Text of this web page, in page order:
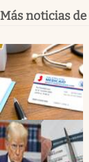
Más noticias de